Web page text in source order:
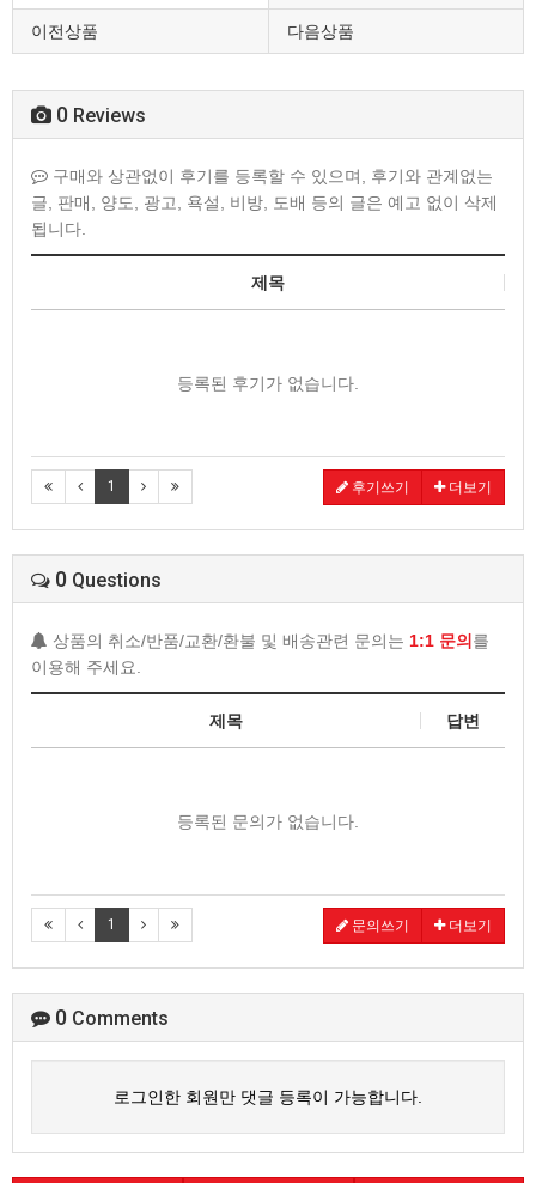
이전상품 다음상품
0 Reviews
구매와 상관없이 후기를 등록할 수 있으며, 후기와 관계없는
글, 판매, 양도, 광고, 욕설, 비방, 도배 등의 글은 예고 없이 삭제
됩니다.
제목
등록된 후기가 없습니다.
1 후기쓰기 더보기
0 Questions
상품의 취소/반품/교환/환불 및 배송관련 문의는 1:1 문의 를
이용해 주세요.
제목 답변
등록된 문의가 없습니다.
1 문의쓰기 더보기
0 Comments
로그인한 회원만 댓글 등록이 가능합니다.